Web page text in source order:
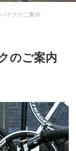
イクのご案内
のご案内